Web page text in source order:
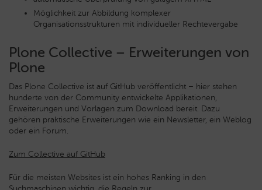
Möglichkeit zur Abbildung komplexer
Organisationsstrukturen mit individueller Rechtevergabe
Plone Collective – Erweiterungen von
Plone
Das Plone Collective ist auf GitHub veröffentlicht – hier stehen
hunderte von der Community entwickelte Applikationen,
Erweiterungen und Vorlagen zum Download bereit. Dazu
gehören praktische Erweiterungen wie ein Newsletter, ein Weblog
oder ein Forum.
Zum Collective auf GitHub
Für die meisten Websites ist ein hohes Ranking in den